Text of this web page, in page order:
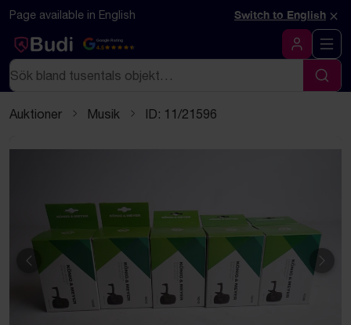
Hoppa till innehåll
Textbaserad (markdown) version av denna sida
Page available in English Switch to English ×
Google Rating
4.5
Logga in
Sök
Sök
Auktioner Musik ID: 11/21596
Föregående